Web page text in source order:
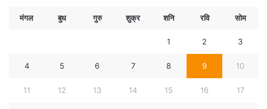
मंगल बुध गुरु शुक्र शनि रवि सोम
1 2 3
4 5 6 7 8 9 10
11 12 13 14 15 16 17